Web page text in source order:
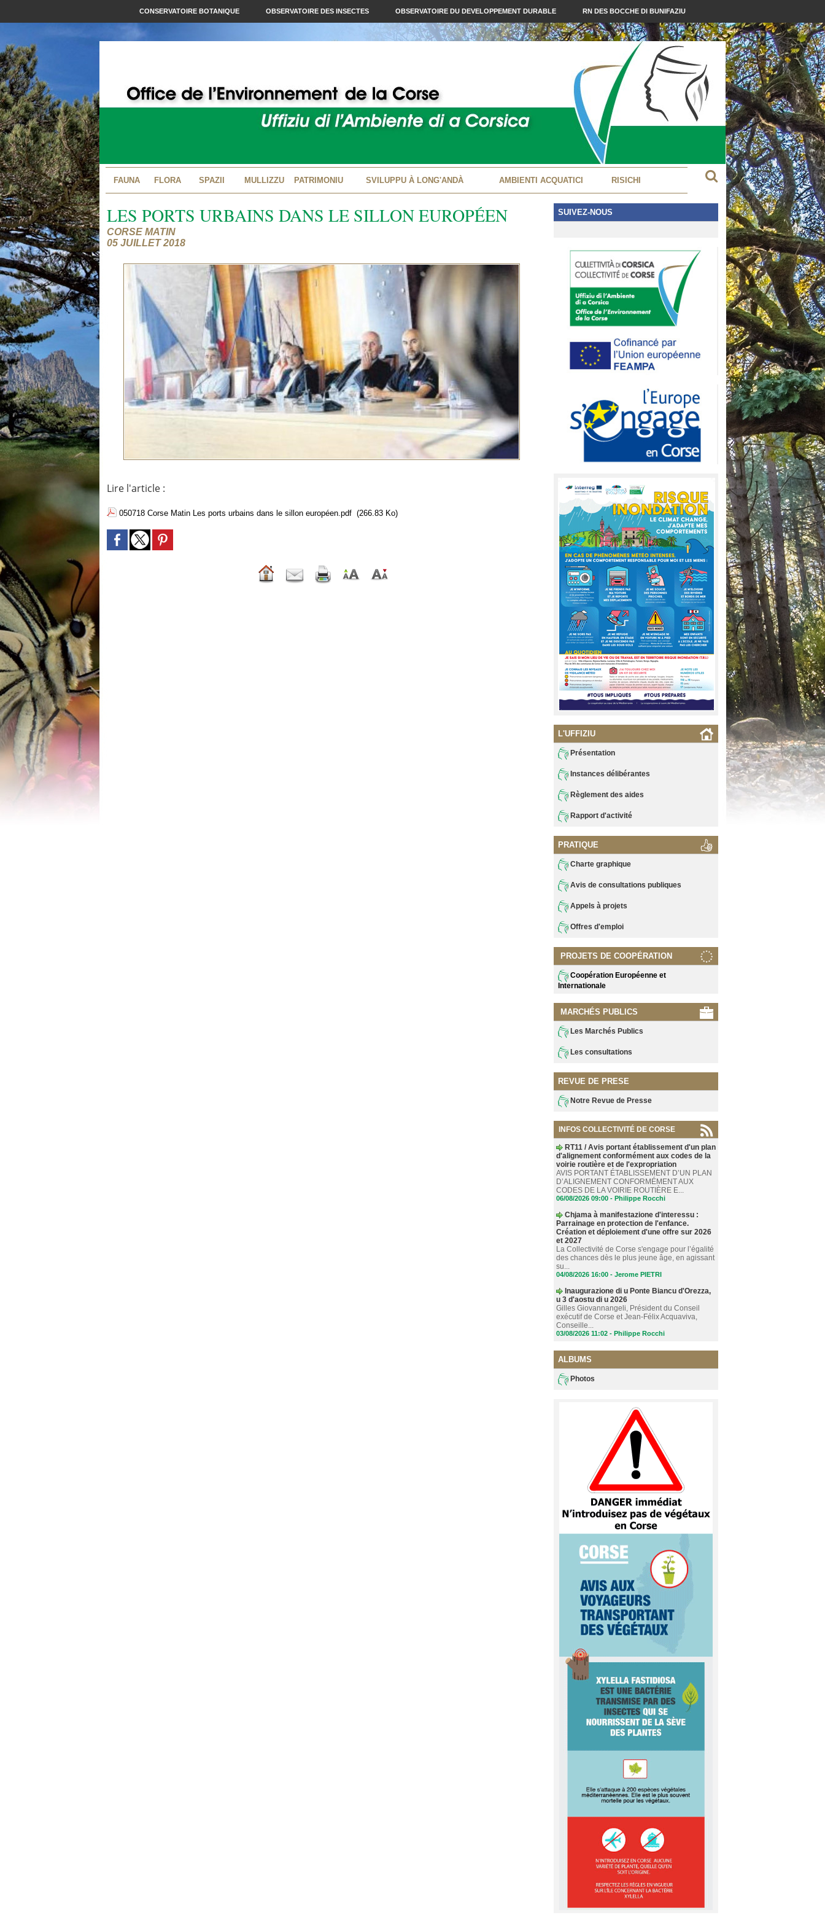
CONSERVATOIRE BOTANIQUE OBSERVATOIRE DES INSECTES OBSERVATOIRE DU DEVELOPPEMENT DURABLE RN DES BOCCHE DI BUNIFAZIU
FAUNA FLORA SPAZII MULLIZZU PATRIMONIU SVILUPPU À LONG'ANDÀ AMBIENTI ACQUATICI RISICHI
LES PORTS URBAINS DANS LE SILLON EUROPÉEN
CORSE MATIN
05 JUILLET 2018
Lire l'article :
050718 Corse Matin Les ports urbains dans le sillon européen.pdf (266.83 Ko)
SUIVEZ-NOUS
L'UFFIZIU
Présentation
Instances délibérantes
Règlement des aides
Rapport d'activité
PRATIQUE
Charte graphique
Avis de consultations publiques
Appels à projets
Offres d'emploi
PROJETS DE COOPÉRATION
Coopération Européenne et
Internationale
MARCHÉS PUBLICS
Les Marchés Publics
Les consultations
REVUE DE PRESE
Notre Revue de Presse
INFOS COLLECTIVITÉ DE CORSE
RT11 / Avis portant établissement d'un plan
d'alignement conformément aux codes de la
voirie routière et de l'expropriation
AVIS PORTANT ÉTABLISSEMENT D’UN PLAN
D’ALIGNEMENT CONFORMÉMENT AUX
CODES DE LA VOIRIE ROUTIÈRE E...
06/08/2026 09:00 - Philippe Rocchi
Chjama à manifestazione d'interessu :
Parrainage en protection de l'enfance.
Création et déploiement d'une offre sur 2026
et 2027
La Collectivité de Corse s'engage pour l’égalité
des chances dès le plus jeune âge, en agissant
su...
04/08/2026 16:00 - Jerome PIETRI
Inaugurazione di u Ponte Biancu d'Orezza,
u 3 d'aostu di u 2026
Gilles Giovannangeli, Président du Conseil
exécutif de Corse et Jean-Félix Acquaviva,
Conseille...
03/08/2026 11:02 - Philippe Rocchi
ALBUMS
Photos